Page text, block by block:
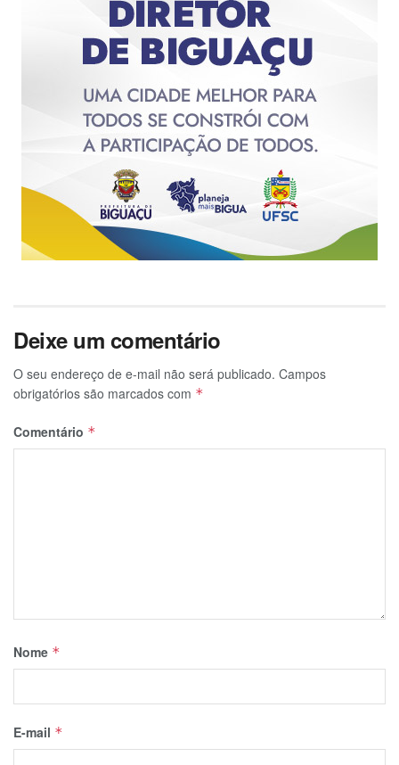
Deixe um comentário
O seu endereço de e-mail não será publicado. Campos
obrigatórios são marcados com *
Comentário *
Nome *
E-mail *